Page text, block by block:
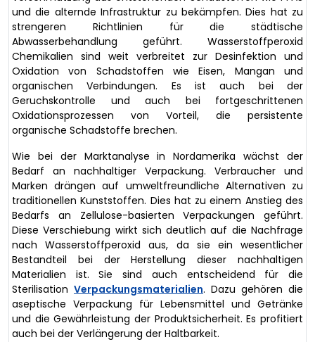
und die alternde Infrastruktur zu bekämpfen. Dies hat zu
strengeren Richtlinien für die städtische
Abwasserbehandlung geführt. Wasserstoffperoxid
Chemikalien sind weit verbreitet zur Desinfektion und
Oxidation von Schadstoffen wie Eisen, Mangan und
organischen Verbindungen. Es ist auch bei der
Geruchskontrolle und auch bei fortgeschrittenen
Oxidationsprozessen von Vorteil, die persistente
organische Schadstoffe brechen.
Wie bei der Marktanalyse in Nordamerika wächst der
Bedarf an nachhaltiger Verpackung. Verbraucher und
Marken drängen auf umweltfreundliche Alternativen zu
traditionellen Kunststoffen. Dies hat zu einem Anstieg des
Bedarfs an Zellulose-basierten Verpackungen geführt.
Diese Verschiebung wirkt sich deutlich auf die Nachfrage
nach Wasserstoffperoxid aus, da sie ein wesentlicher
Bestandteil bei der Herstellung dieser nachhaltigen
Materialien ist. Sie sind auch entscheidend für die
Sterilisation Verpackungsmaterialien. Dazu gehören die
aseptische Verpackung für Lebensmittel und Getränke
und die Gewährleistung der Produktsicherheit. Es profitiert
auch bei der Verlängerung der Haltbarkeit.